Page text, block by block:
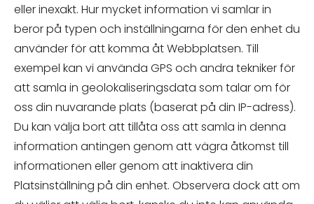
eller inexakt. Hur mycket information vi samlar in
beror på typen och inställningarna för den enhet du
använder för att komma åt Webbplatsen. Till
exempel kan vi använda GPS och andra tekniker för
att samla in geolokaliseringsdata som talar om för
oss din nuvarande plats (baserat på din IP-adress).
Du kan välja bort att tillåta oss att samla in denna
information antingen genom att vägra åtkomst till
informationen eller genom att inaktivera din
Platsinställning på din enhet. Observera dock att om